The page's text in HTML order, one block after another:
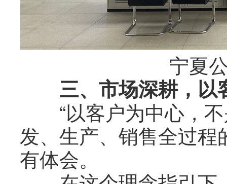
宁夏公
三、市场深耕，以
“以客户为中心，不
发、生产、销售全过程
有体会。